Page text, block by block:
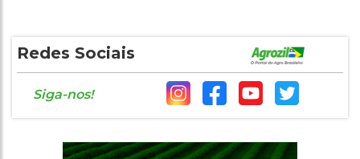
Redes Sociais
Siga-nos!